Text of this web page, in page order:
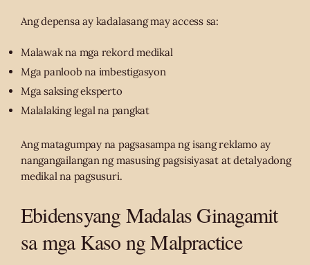
Ang depensa ay kadalasang may access sa:
Malawak na mga rekord medikal
Mga panloob na imbestigasyon
Mga saksing eksperto
Malalaking legal na pangkat
Ang matagumpay na pagsasampa ng isang reklamo ay
nangangailangan ng masusing pagsisiyasat at detalyadong
medikal na pagsusuri.
Ebidensyang Madalas Ginagamit
sa mga Kaso ng Malpractice